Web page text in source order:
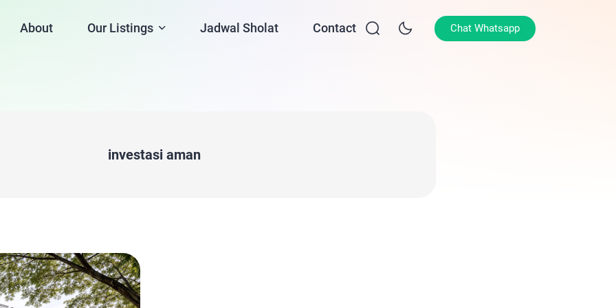
About Our Listings Jadwal Sholat Contact Chat Whatsapp
investasi aman